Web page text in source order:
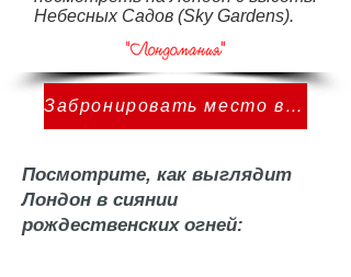
Небесных Садов (Sky Gardens).
Забронировать место в туре
Посмотрите, как выглядит
Лондон в сиянии
рождественских огней: